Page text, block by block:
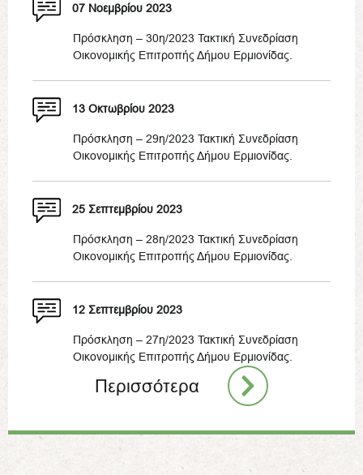
07 Νοεμβρίου 2023
Πρόσκληση – 30η/2023 Τακτική Συνεδρίαση
Οικονομικής Επιτροπής Δήμου Ερμιονίδας.
13 Οκτωβρίου 2023
Πρόσκληση – 29η/2023 Τακτική Συνεδρίαση
Οικονομικής Επιτροπής Δήμου Ερμιονίδας.
25 Σεπτεμβρίου 2023
Πρόσκληση – 28η/2023 Τακτική Συνεδρίαση
Οικονομικής Επιτροπής Δήμου Ερμιονίδας.
12 Σεπτεμβρίου 2023
Πρόσκληση – 27η/2023 Τακτική Συνεδρίαση
Οικονομικής Επιτροπής Δήμου Ερμιονίδας.
Περισσότερα